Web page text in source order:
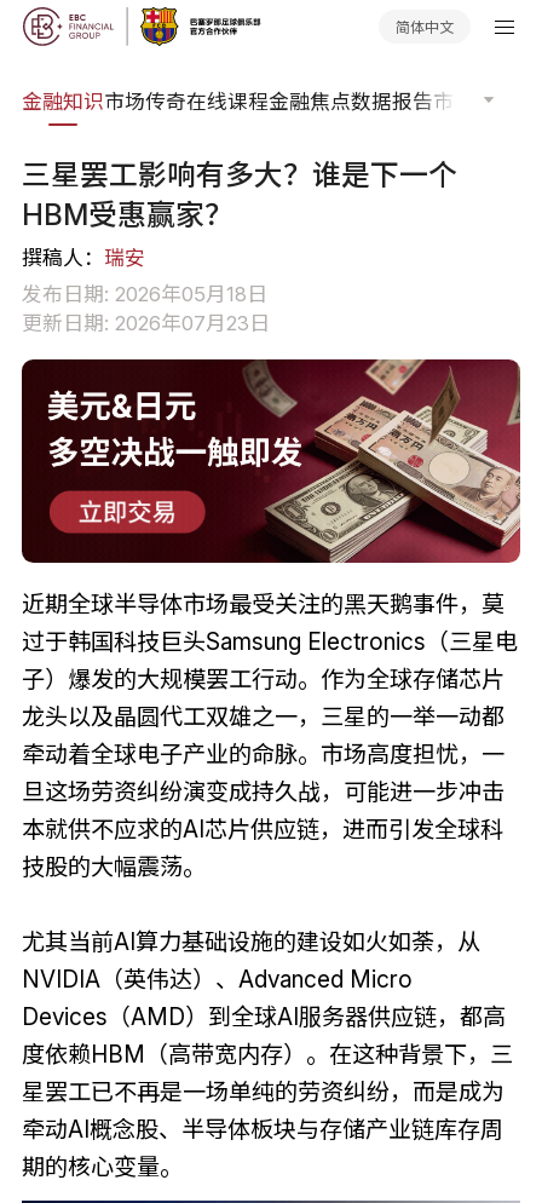
简体中文
金融知识市场传奇在线课程金融焦点数据报告市场分析
三星罢工影响有多大？谁是下一个
HBM受惠赢家？
撰稿人： 瑞安
发布日期: 2026年05月18日
更新日期: 2026年07月23日
近期全球半导体市场最受关注的黑天鹅事件，莫
过于韩国科技巨头Samsung Electronics（三星电
子）爆发的大规模罢工行动。作为全球存储芯片
龙头以及晶圆代工双雄之一，三星的一举一动都
牵动着全球电子产业的命脉。市场高度担忧，一
旦这场劳资纠纷演变成持久战，可能进一步冲击
本就供不应求的AI芯片供应链，进而引发全球科
技股的大幅震荡。
尤其当前AI算力基础设施的建设如火如荼，从
NVIDIA（英伟达）、Advanced Micro
Devices（AMD）到全球AI服务器供应链，都高
度依赖HBM（高带宽内存）。在这种背景下，三
星罢工已不再是一场单纯的劳资纠纷，而是成为
牵动AI概念股、半导体板块与存储产业链库存周
期的核心变量。